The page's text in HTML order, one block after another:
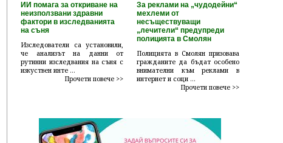
ИИ помага за откриване на
неизползвани здравни
фактори в изследванията
на съня
Изследователи са установили,
че анализът на данни от
рутинни изследвания на съня с
изкуствен инте ...
Прочети повече >>
За реклами на „чудодейни“
мехлеми от
несъществуващи
„лечители“ предупреди
полицията в Смолян
Полицията в Смолян призовава
гражданите да бъдат особено
внимателни към реклами в
интернет и соци ...
Прочети повече >>